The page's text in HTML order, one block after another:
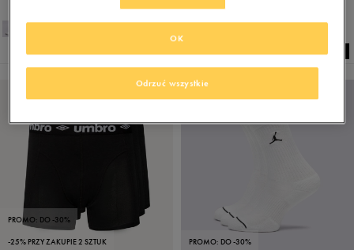
PROMO: DO -30%
-25% PRZY ZAKUPIE 2 SZTUK
NEW
PROMO: DO -30%
Odrzuć wszystkie
OK